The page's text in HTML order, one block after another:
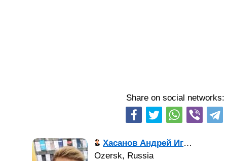
Share on social networks:
Хасанов Андрей Игоревич
Ozersk, Russia